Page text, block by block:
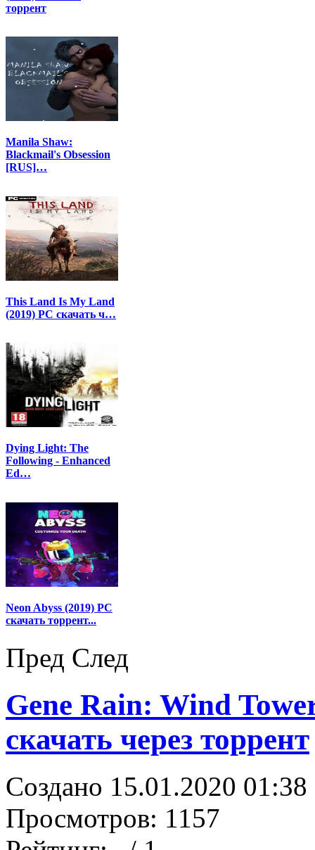
торрент
Manila Shaw:
Blackmail's Obsession
[RUS]…
This Land Is My Land
(2019) PC скачать ч…
Dying Light: The
Following - Enhanced
Ed…
Neon Abyss (2019) PC
скачать торрент...
Пред След
Gene Rain: Wind
скачать через торрент
Создано 15.01.2020 01:38
Просмотров: 1157